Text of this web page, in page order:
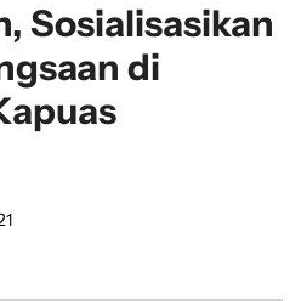
Sosialisasikan
di